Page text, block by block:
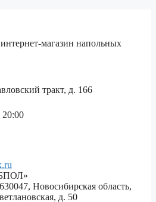
магазин напольных
тракт, д. 166
Новосибирская область,
д. 50